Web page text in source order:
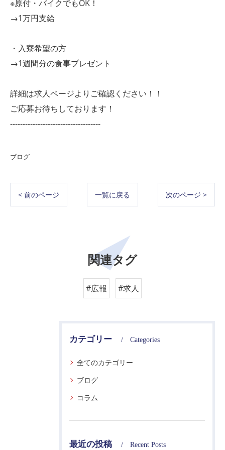
※原付・バイクでもOK！
→1万円支給
・入寮希望の方
→1週間分の食事プレゼント
詳細は求人ページよりご確認ください！！
ご応募お待ちしております！
------------------------------------
ブログ
< 前のページ 一覧に戻る 次のページ >
関連タグ
#広報 #求人
カテゴリー Categories
全てのカテゴリー
ブログ
コラム
最近の投稿 Recent Posts